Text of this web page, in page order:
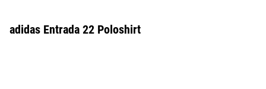
adidas Entrada 22 Poloshirt